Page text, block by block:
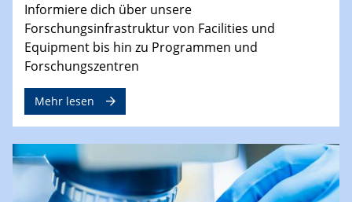
Informiere dich über unsere
Forschungsinfrastruktur von Facilities und
Equipment bis hin zu Programmen und
Forschungszentren
Mehr lesen